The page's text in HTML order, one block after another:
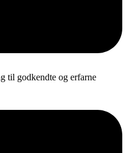
til godkendte og erfarne